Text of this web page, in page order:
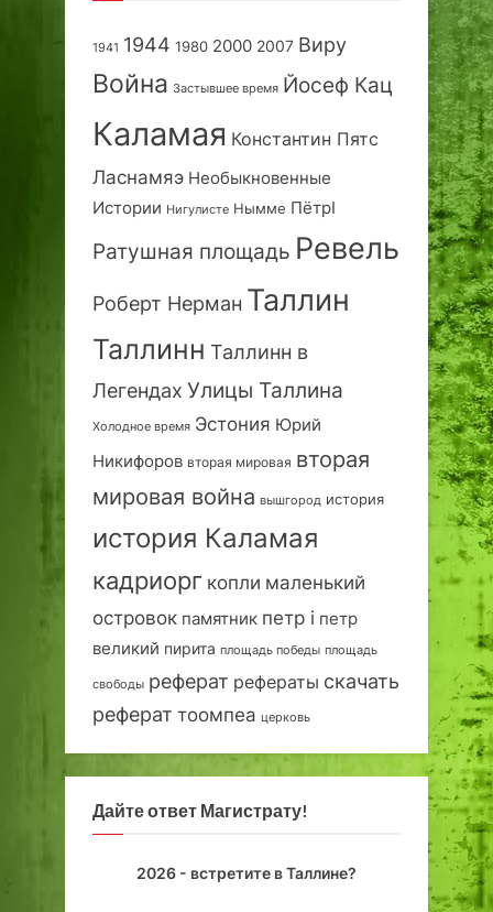
1941 1944 1980 2000 2007 Виру
Война Застывшее время Йосеф Кац
Каламая Константин Пятс
Ласнамяэ Необыкновенные
Истории Нигулисте Нымме ПётрI
Ратушная площадь Ревель
Роберт Нерман Таллин
Таллинн Таллинн в
Легендах Улицы Таллина
Холодное время Эстония Юрий
Никифоров вторая мировая вторая
мировая война вышгород история
история Каламая
кадриорг копли маленький
островок памятник петр i петр
великий пирита площадь победы площадь
свободы реферат рефераты скачать
реферат тоомпеа церковь
Дайте ответ Магистрату!
2026 - встретите в Таллине?